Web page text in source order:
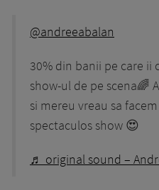
@andreeabalan
30% din banii pe care ii
show-ul de pe scena🌈
si mereu vreau sa
spectaculos show 😍
♬ original sound –